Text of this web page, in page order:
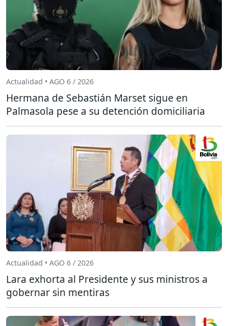
Actualidad • AGO 6 / 2026
Hermana de Sebastián Marset sigue en
Palmasola pese a su detención domiciliaria
Actualidad • AGO 6 / 2026
Lara exhorta al Presidente y sus ministros a
gobernar sin mentiras